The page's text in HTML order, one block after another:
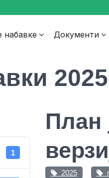
набавке Документи
1
План
2025